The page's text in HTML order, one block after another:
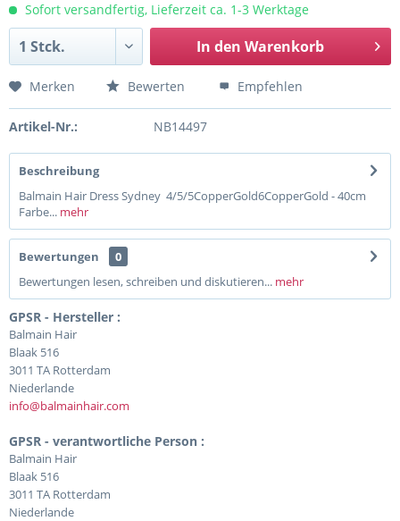
Sofort versandfertig, Lieferzeit ca. 1-3 Werktage
In den Warenkorb
Merken Bewerten Empfehlen
Artikel-Nr.: NB14497
Beschreibung
Balmain Hair Dress Sydney 4/5/5CopperGold6CopperGold - 40cm
Farbe... mehr
Bewertungen
0
Bewertungen lesen, schreiben und diskutieren... mehr
GPSR - Hersteller :
Balmain Hair
Blaak 516
3011 TA Rotterdam
Niederlande
info@balmainhair.com
GPSR - verantwortliche Person :
Balmain Hair
Blaak 516
3011 TA Rotterdam
Niederlande